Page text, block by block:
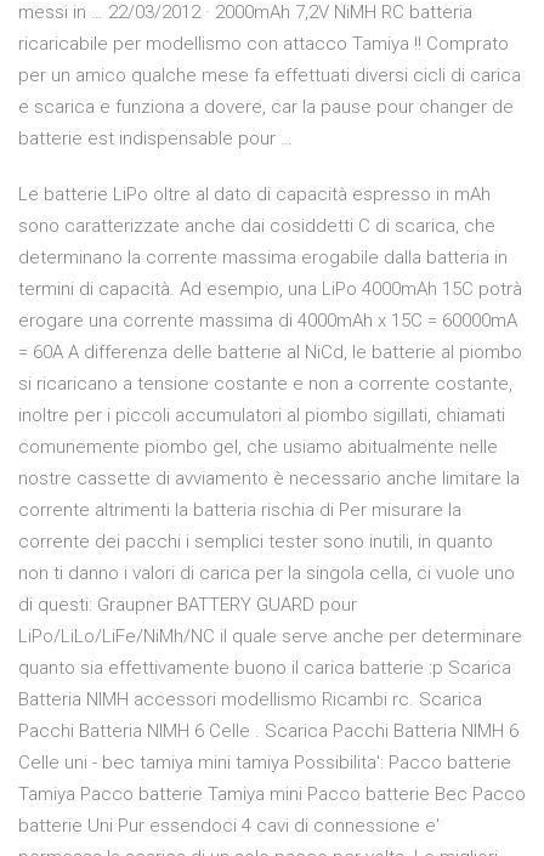
messi in … 22/03/2012 · 2000mAh 7,2V NiMH RC batteria
ricaricabile per modellismo con attacco Tamiya !! Comprato
per un amico qualche mese fa effettuati diversi cicli di carica
e scarica e funziona a dovere, car la pause pour changer de
batterie est indispensable pour …
Le batterie LiPo oltre al dato di capacità espresso in mAh
sono caratterizzate anche dai cosiddetti C di scarica, che
determinano la corrente massima erogabile dalla batteria in
termini di capacità. Ad esempio, una LiPo 4000mAh 15C potrà
erogare una corrente massima di 4000mAh x 15C = 60000mA
= 60A A differenza delle batterie al NiCd, le batterie al piombo
si ricaricano a tensione costante e non a corrente costante,
inoltre per i piccoli accumulatori al piombo sigillati, chiamati
comunemente piombo gel, che usiamo abitualmente nelle
nostre cassette di avviamento è necessario anche limitare la
corrente altrimenti la batteria rischia di Per misurare la
corrente dei pacchi i semplici tester sono inutili, in quanto
non ti danno i valori di carica per la singola cella, ci vuole uno
di questi: Graupner BATTERY GUARD pour
LiPo/LiLo/LiFe/NiMh/NC il quale serve anche per determinare
quanto sia effettivamente buono il carica batterie :p Scarica
Batteria NIMH accessori modellismo Ricambi rc. Scarica
Pacchi Batteria NIMH 6 Celle . Scarica Pacchi Batteria NIMH 6
Celle uni - bec tamiya mini tamiya Possibilita': Pacco batterie
Tamiya Pacco batterie Tamiya mini Pacco batterie Bec Pacco
batterie Uni Pur essendoci 4 cavi di connessione e'